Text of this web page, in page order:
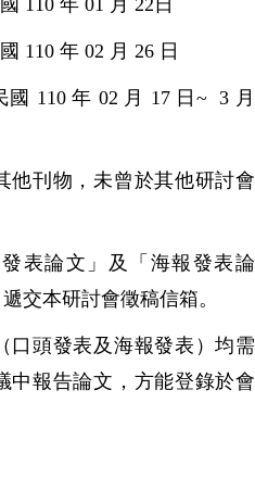
110 年 01 月 22日
110 年 02 月 26 日
110 年 02 月 17 日~ 3 月
他刊物，未曾於其他研討會
表論文」及「海報發表論
交本研討會徵稿信箱。
口頭發表及海報發表）均需
中報告論文，方能登錄於會